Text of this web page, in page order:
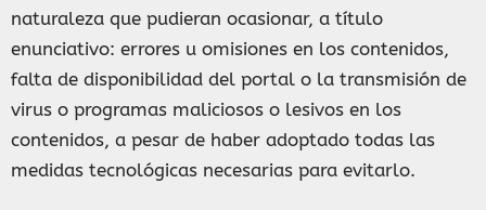
naturaleza que pudieran ocasionar, a título
enunciativo: errores u omisiones en los contenidos,
falta de disponibilidad del portal o la transmisión de
virus o programas maliciosos o lesivos en los
contenidos, a pesar de haber adoptado todas las
medidas tecnológicas necesarias para evitarlo.